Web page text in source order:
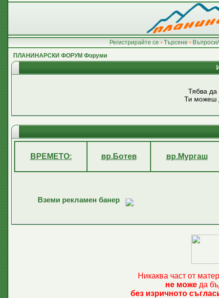
Регистрирайте се • Търсене •
ПЛАНИНАРСКИ ФОРУМ Форуми
Тябва
Ти можеш
ВРЕМЕТО: вр.Ботев вр.Мургаш
Вземи рекламен банер
Никаква част от
не може да
без изричното